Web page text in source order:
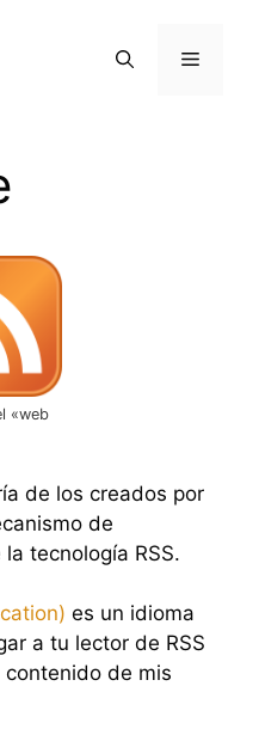
Menú
«web
de los creados por
de
tecnología RSS.
es un idioma
a tu lector de RSS
contenido de mis